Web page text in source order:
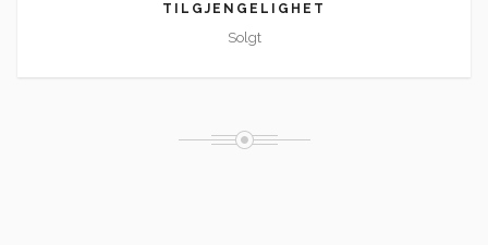
TILGJENGELIGHET
Solgt